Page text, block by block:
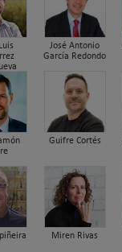
José Antonio
García Redondo
Guifre Cortés
Miren Rivas